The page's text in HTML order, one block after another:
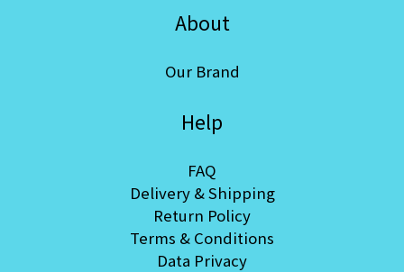
About
Our Brand
Help
FAQ
Delivery & Shipping
Return Policy
Terms & Conditions
Data Privacy